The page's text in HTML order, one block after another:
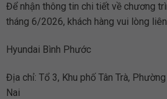
Để nhận thông tin chi tiết về chương
tháng 6/2026, khách hàng vui lòng liên
Hyundai Bình Phước
Địa chỉ: Tổ 3, Khu phố Tân Trà,
Nai